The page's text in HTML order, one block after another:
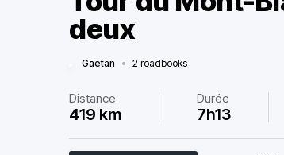
deux
Gaëtan • 2 roadbooks
Distance
419 km
Durée
7h13